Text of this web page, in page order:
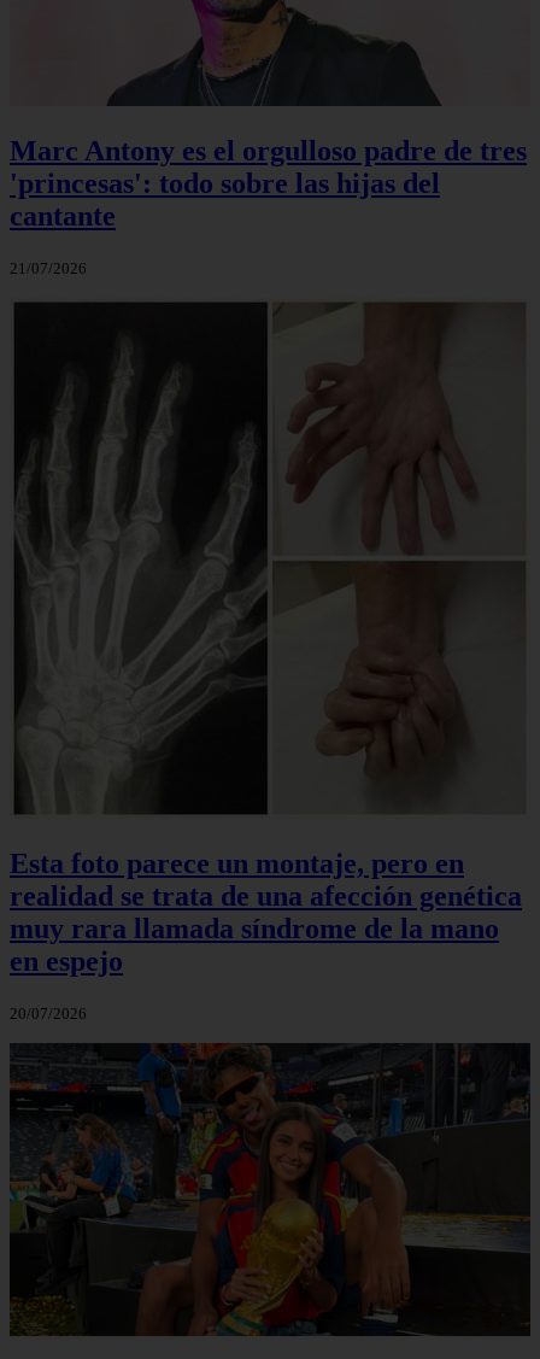
Marc Antony es el orgulloso padre de tres
'princesas': todo sobre las hijas del
cantante
21/07/2026
Esta foto parece un montaje, pero en
realidad se trata de una afección genética
muy rara llamada síndrome de la mano
en espejo
20/07/2026